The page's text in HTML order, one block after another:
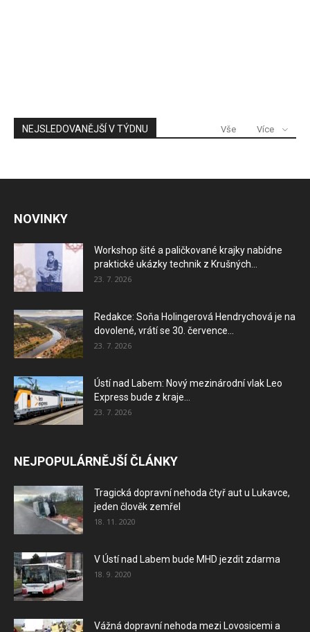
NEJSLEDOVANĚJŠÍ V TÝDNU Vše Více
NOVINKY
Workshop šité a paličkované krajky nabídne
praktické ukázky technik z Krušných...
23. 7. 2026
Redakce: Soňa Holingerová Hendrychová je na
dovolené, vrátí se 30. července...
23. 7. 2026
Ústí nad Labem: Nový mezinárodní vlak Leo
Express bude z kraje...
23. 7. 2026
NEJPOPULÁRNĚJŠÍ ČLÁNKY
Tragická dopravní nehoda čtyř aut u Lukavce,
jeden člověk zemřel
18. 11. 2020
V Ústí nad Labem bude MHD jezdit zdarma
18. 9. 2020
Vážná dopravní nehoda mezi Lovosicemi a